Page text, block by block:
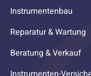
Instrumentenbau
Reparatur & Wartung
Beratung & Verkauf